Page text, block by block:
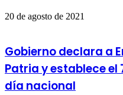
20 de agosto de 2021
Gobierno declara a
Patria y establece
día nacional